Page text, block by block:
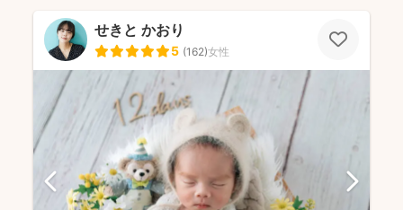
せきと かおり
5 (162)女性